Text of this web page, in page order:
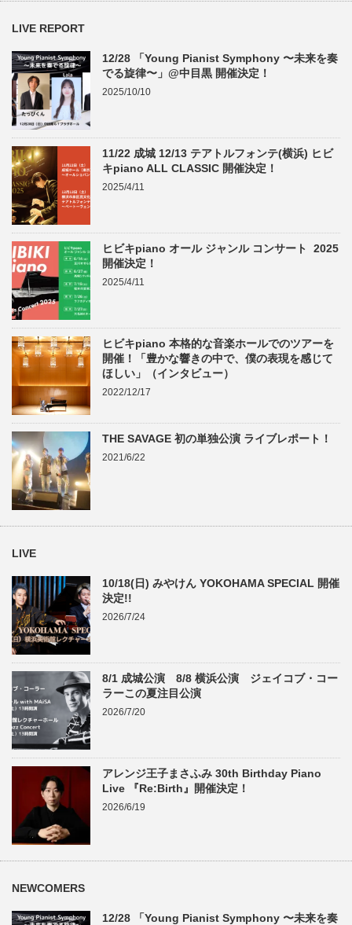
LIVE REPORT
12/28 「Young Pianist Symphony 〜未来を奏
でる旋律〜」@中目黒 開催決定！
2025/10/10
11/22 成城 12/13 テアトルフォンテ(横浜) ヒビ
キpiano ALL CLASSIC 開催決定！
2025/4/11
ヒビキpiano オール ジャンル コンサート 2025
開催決定！
2025/4/11
ヒビキpiano 本格的な音楽ホールでのツアーを
開催！「豊かな響きの中で、僕の表現を感じて
ほしい」（インタビュー）
2022/12/17
THE SAVAGE 初の単独公演 ライブレポート！
2021/6/22
LIVE
10/18(日) みやけん YOKOHAMA SPECIAL 開催
決定!!
2026/7/24
8/1 成城公演 8/8 横浜公演 ジェイコブ・コー
ラーこの夏注目公演
2026/7/20
アレンジ王子まさふみ 30th Birthday Piano
Live 『Re:Birth』開催決定！
2026/6/19
NEWCOMERS
12/28 「Young Pianist Symphony 〜未来を奏